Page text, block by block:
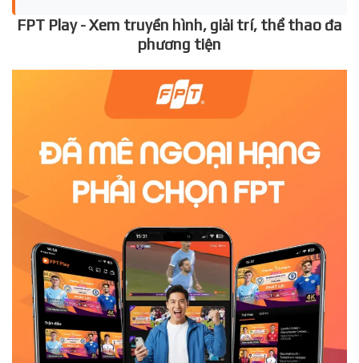
FPT Play - Xem truyền hình, giải trí, thể thao đa
phương tiện